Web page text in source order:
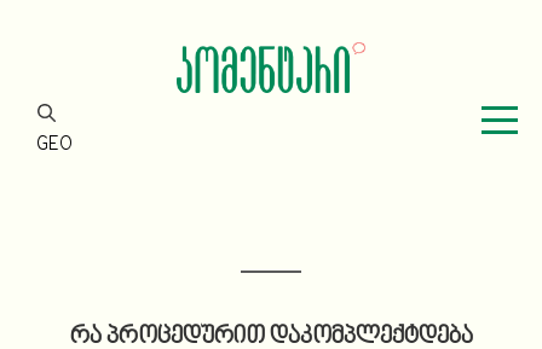
GEO
რა პროცედურით დაკომპლექტდება